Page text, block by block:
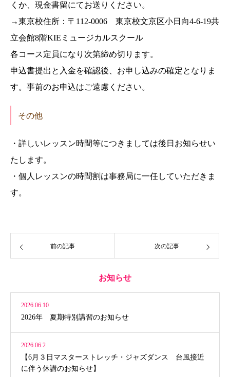
くか、現金書留にてお送りください。
→東京校住所：〒112-0006 東京校文京区小日向4-6-19共
立会館8階KIEミュージカルスクール
各コース定員になり次第締め切ります。
申込書提出と入金を確認後、お申し込みの確定となりま
す。事前のお申込はご遠慮ください。
その他
・詳しいレッスン時間等につきましては後日お知らせい
たします。
・個人レッスンの時間割は事務局に一任していただきま
す。
前の記事 次の記事
お知らせ
2026.06.10
2026年 夏期特別講習のお知らせ
2026.06.2
【6月３日マスターストレッチ・ジャズダンス 台風接近
に伴う休講のお知らせ】